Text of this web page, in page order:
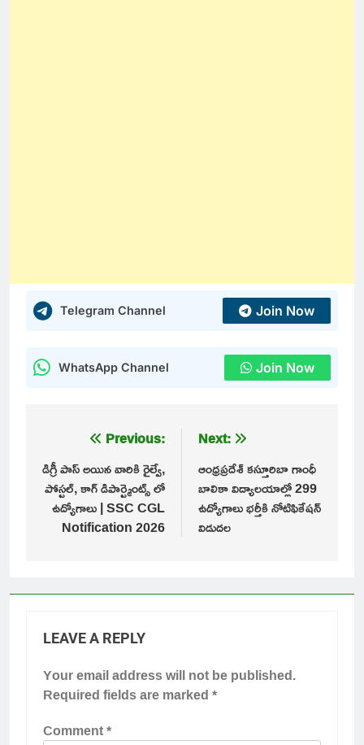
Telegram Channel Join Now
WhatsApp Channel Join Now
navigation
Previous:
డిగ్రీ పాస్ అయిన వారికి రైల్వే,
పోస్టల్, కాగ్ డిపార్ట్మెంట్స్ లో
ఉద్యోగాలు | SSC CGL
Notification 2026
Next:
ఆంధ్రప్రదేశ్ కస్తూరిబా గాంధీ
బాలికా విద్యాలయాల్లో 299
ఉద్యోగాలు భర్తీకి నోటిఫికేషన్
విడుదల
LEAVE A REPLY
Your email address will not be published.
Required fields are marked*
Comment*